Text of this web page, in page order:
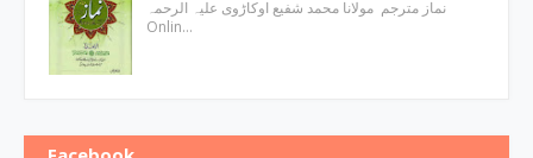
نماز مترجم مولانا محمد شفیع اوکاڑوی علیہ الرحمہ
Onlin…